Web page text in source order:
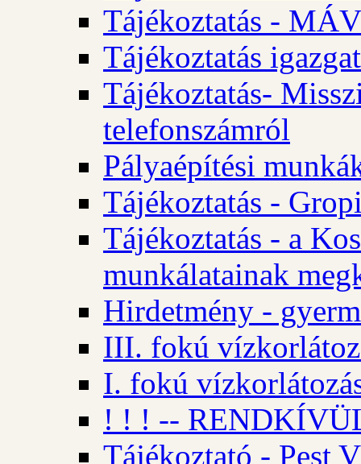
Tájékoztatás -
Tájékoztatás
Tájékoztatás-
telefonszámról
Pályaépítési
Tájékoztatás -
Tájékoztatás - a
munkálatainak
Hirdetmény -
III. fokú
I. fokú
! ! ! --
Tájékoztató - Pest